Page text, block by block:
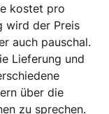
kostet pro
wird der Preis
auch pauschal.
Lieferung und
über die
zu sprechen.